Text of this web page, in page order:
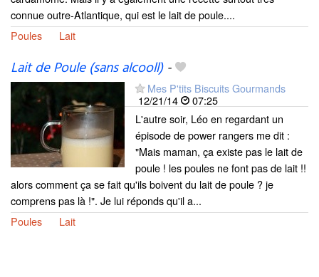
connue outre-Atlantique, qui est le lait de poule....
Poules
Lait
Lait de Poule (sans alcooll)-
Mes P'tits Biscuits Gourmands
12/21/14
07:25
L'autre soir, Léo en regardant un
épisode de power rangers me dit :
"Mais maman, ça existe pas le lait de
poule ! les poules ne font pas de lait !!
alors comment ça se fait qu'ils boivent du lait de poule ? je
comprens pas là !". Je lui réponds qu'il a...
Poules
Lait